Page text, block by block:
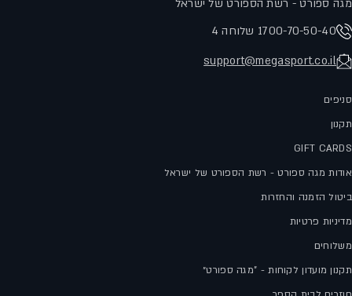
מגה ספורט - רשת הספורט של ישראל
1700-70-50-40 שלוחה 4
support@megasport.co.il
סניפים
תקנון
GIFT CARDS
אודות מגה ספורט - רשת הספורט של ישראל
ביטול הזמנה והחזרות
מדיניות פרטיות
משלוחים
תקנון מועדון לקוחות - "מגה ספורט״